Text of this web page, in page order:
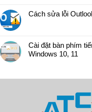
Cách sửa lỗi
Cài đặt bàn phím
Windows 10, 11